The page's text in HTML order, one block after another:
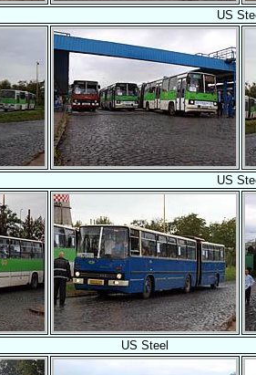
US
US
US Steel